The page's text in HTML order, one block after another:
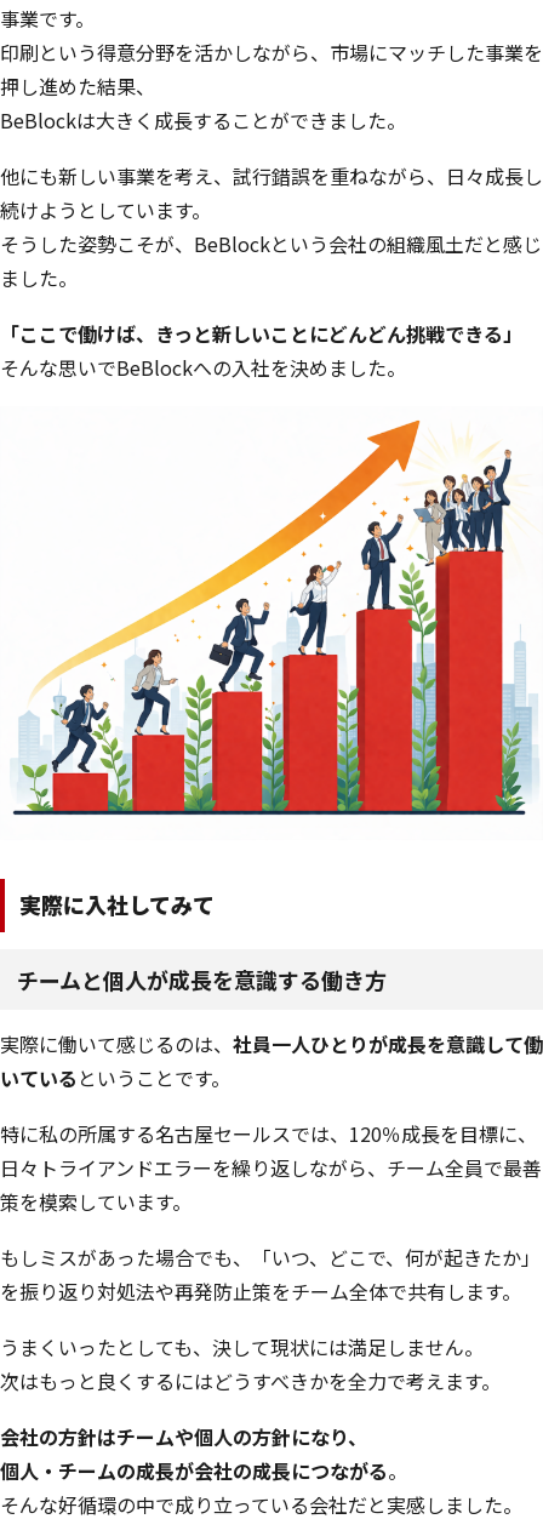
事業です。
印刷という得意分野を活かしながら、市場にマッチした事業を
押し進めた結果、
BeBlockは大きく成長することができました。
他にも新しい事業を考え、試行錯誤を重ねながら、日々成長し
続けようとしています。
そうした姿勢こそが、BeBlockという会社の組織風土だと感じ
ました。
「ここで働けば、きっと新しいことにどんどん挑戦できる」
そんな思いでBeBlockへの入社を決めました。
実際に入社してみて
チームと個人が成長を意識する働き方
実際に働いて感じるのは、 社員一人ひとりが成長を意識して働
いている ということです。
特に私の所属する名古屋セールスでは、120％成長を目標に、
日々トライアンドエラーを繰り返しながら、チーム全員で最善
策を模索しています。
もしミスがあった場合でも、「いつ、どこで、何が起きたか」
を振り返り対処法や再発防止策をチーム全体で共有します。
うまくいったとしても、決して現状には満足しません。
次はもっと良くするにはどうすべきかを全力で考えます。
会社の方針はチームや個人の方針になり、
個人・チームの成長が会社の成長につながる。
そんな好循環の中で成り立っている会社だと実感しました。